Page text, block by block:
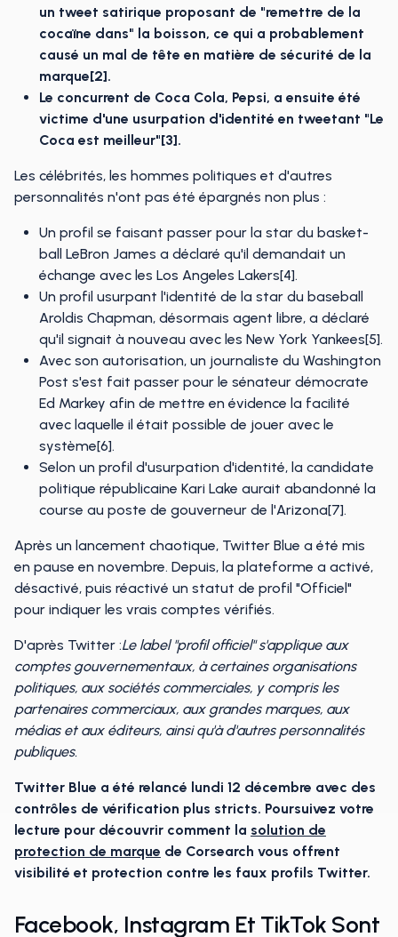
un tweet satirique proposant de "remettre de la
cocaïne dans" la boisson, ce qui a probablement
causé un mal de tête en matière de sécurité de la
marque[2].
Le concurrent de Coca Cola, Pepsi, a ensuite été
victime d'une usurpation d'identité en tweetant "Le
Coca est meilleur"[3].
Les célébrités, les hommes politiques et d'autres
personnalités n'ont pas été épargnés non plus :
Un profil se faisant passer pour la star du basket-
ball LeBron James a déclaré qu'il demandait un
échange avec les Los Angeles Lakers[4].
Un profil usurpant l'identité de la star du baseball
Aroldis Chapman, désormais agent libre, a déclaré
qu'il signait à nouveau avec les New York Yankees[5].
Avec son autorisation, un journaliste du Washington
Post s'est fait passer pour le sénateur démocrate
Ed Markey afin de mettre en évidence la facilité
avec laquelle il était possible de jouer avec le
système[6].
Selon un profil d'usurpation d'identité, la candidate
politique républicaine Kari Lake aurait abandonné la
course au poste de gouverneur de l'Arizona[7].
Après un lancement chaotique, Twitter Blue a été mis
en pause en novembre. Depuis, la plateforme a activé,
désactivé, puis réactivé un statut de profil "Officiel"
pour indiquer les vrais comptes vérifiés.
D'après Twitter :Le label "profil officiel" s'applique aux
comptes gouvernementaux, à certaines organisations
politiques, aux sociétés commerciales, y compris les
partenaires commerciaux, aux grandes marques, aux
médias et aux éditeurs, ainsi qu'à d'autres personnalités
publiques.
Twitter Blue a été relancé lundi 12 décembre avec des
contrôles de vérification plus stricts. Poursuivez votre
lecture pour découvrir comment la solution de
protection de marque de Corsearch vous offrent
visibilité et protection contre les faux profils Twitter.
Facebook, Instagram Et TikTok Sont